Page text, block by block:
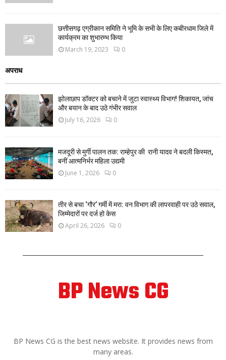
छत्तीसगढ़ एग्रीकान समिति ने भूमि के सभी के लिए कबीरधाम जिले में
कार्यक्रम का शुभारम्भ किया
March 19, 2023 0
अपराध
झोलाछाप डॉक्टर को बचाने में जुटा स्वास्थ्य विभाग! शिकायत, जांच
और बयान के बाद उठे गंभीर सवाल
July 16, 2026 0
मजदूरी से मुर्गी पालन तक: राम्हेपुर की रानी यादव ने बदली किस्मत,
बनीं आत्मनिर्भर महिला उद्यमी
June 1, 2026 0
तीर से बचा ‘गौर’ गर्मी में मरा: वन विभाग की लापरवाही पर उठे सवाल,
जिम्मेदारों पर दर्ज हो केस
April 26, 2026 0
BP News CG
BP News CG is the best news website. It provides news from
many areas.